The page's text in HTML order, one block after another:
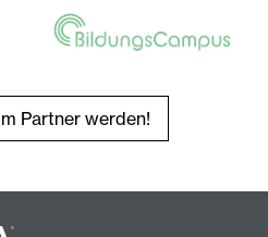
Partner werden!